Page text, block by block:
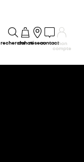
rechercheachatréseaucontactmon
compte